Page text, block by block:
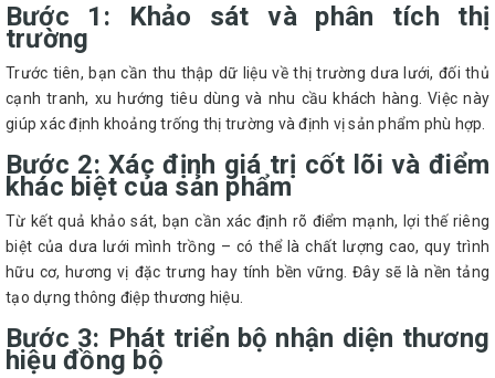
Bước 1: Khảo sát và phân tích thị
trường
Trước tiên, bạn cần thu thập dữ liệu về thị trường dưa lưới, đối thủ
cạnh tranh, xu hướng tiêu dùng và nhu cầu khách hàng. Việc này
giúp xác định khoảng trống thị trường và định vị sản phẩm phù hợp.
Bước 2: Xác định giá trị cốt lõi và điểm
khác biệt của sản phẩm
Từ kết quả khảo sát, bạn cần xác định rõ điểm mạnh, lợi thế riêng
biệt của dưa lưới mình trồng – có thể là chất lượng cao, quy trình
hữu cơ, hương vị đặc trưng hay tính bền vững. Đây sẽ là nền tảng
tạo dựng thông điệp thương hiệu.
Bước 3: Phát triển bộ nhận diện thương
hiệu đồng bộ